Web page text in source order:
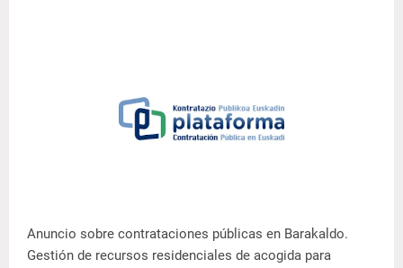
Anuncio sobre contrataciones públicas en Barakaldo.
Gestión de recursos residenciales de acogida para